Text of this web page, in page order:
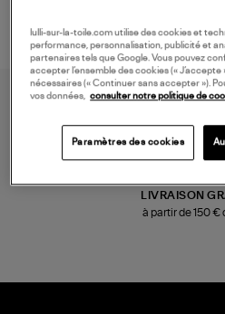
LIVRAISON
à partir de 150 €
lulli-sur-la-toile.com utilise des cookies et
performance, personnalisation, publicité et
partenaires tels que Google. Vous pouvez
accepter l’ensemble des cookies («
nécessaires (« Continuer sans accepter »).
vos données, consulter notre politique de
Paramètres des cookies